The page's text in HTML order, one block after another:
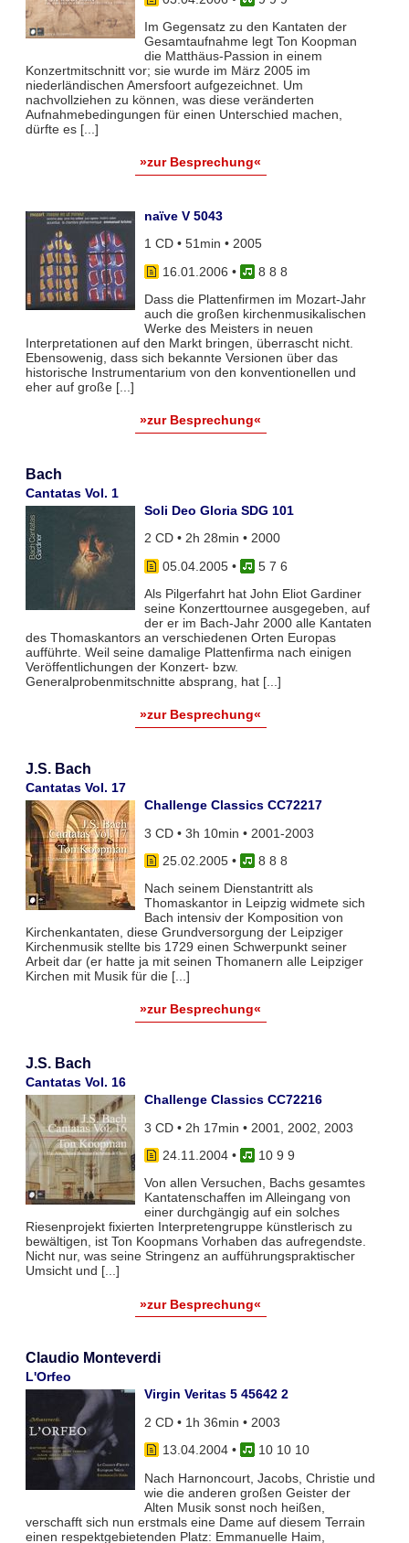
Im Gegensatz zu den Kantaten der
Gesamtaufnahme legt Ton Koopman
die Matthäus-Passion in einem
Konzertmitschnitt vor; sie wurde im März 2005 im
niederländischen Amersfoort aufgezeichnet. Um
nachvollziehen zu können, was diese veränderten
Aufnahmebedingungen für einen Unterschied machen,
dürfte es [...]
»zur Besprechung«
naïve V 5043
1 CD • 51min • 2005
16.01.2006 •
8 8 8
Dass die Plattenfirmen im Mozart-Jahr
auch die großen kirchenmusikalischen
Werke des Meisters in neuen
Interpretationen auf den Markt bringen, überrascht nicht.
Ebensowenig, dass sich bekannte Versionen über das
historische Instrumentarium von den konventionellen und
eher auf große [...]
»zur Besprechung«
Bach
Cantatas Vol. 1
Soli Deo Gloria SDG 101
2 CD • 2h 28min • 2000
05.04.2005•
5 7 6
Als Pilgerfahrt hat John Eliot Gardiner
seine Konzerttournee ausgegeben, auf
der er im Bach-Jahr 2000 alle Kantaten
des Thomaskantors an verschiedenen Orten Europas
aufführte. Weil seine damalige Plattenfirma nach einigen
Veröffentlichungen der Konzert- bzw.
Generalprobenmitschnitte absprang, hat [...]
»zur Besprechung«
J.S. Bach
Cantatas Vol. 17
Challenge Classics CC72217
3 CD • 3h 10min • 2001-2003
25.02.2005•
8 8 8
Nach seinem Dienstantritt als
Thomaskantor in Leipzig widmete sich
Bach intensiv der Komposition von
Kirchenkantaten, diese Grundversorgung der Leipziger
Kirchenmusik stellte bis 1729 einen Schwerpunkt seiner
Arbeit dar (er hatte ja mit seinen Thomanern alle Leipziger
Kirchen mit Musik für die [...]
»zur Besprechung«
J.S. Bach
Cantatas Vol. 16
Challenge Classics CC72216
3 CD • 2h 17min • 2001, 2002, 2003
24.11.2004•
10 9 9
Von allen Versuchen, Bachs gesamtes
Kantatenschaffen im Alleingang von
einer durchgängig auf ein solches
Riesenprojekt fixierten Interpretengruppe künstlerisch zu
bewältigen, ist Ton Koopmans Vorhaben das aufregendste.
Nicht nur, was seine Stringenz an aufführungspraktischer
Umsicht und [...]
»zur Besprechung«
Claudio Monteverdi
L'Orfeo
Virgin Veritas 5 45642 2
2 CD • 1h 36min • 2003
13.04.2004•
10 10 10
Nach Harnoncourt, Jacobs, Christie und
wie die anderen großen Geister der
Alten Musik sonst noch heißen,
verschafft sich nun erstmals eine Dame auf diesem Terrain
einen respektgebietenden Platz: Emmanuelle Haim,